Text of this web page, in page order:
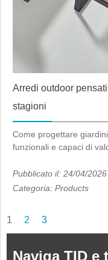
Arredi outdoor
stagioni
Come progettare
funzionali e capaci di
Pubblicato il: 24/04/2026
Categoria: Products
1 2 3
Naviga TID